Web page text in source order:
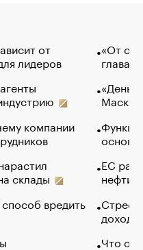
от
лидеров
компании
склады
вредить
«От
глава
Маск в
основ
ЕС
нефти
Что